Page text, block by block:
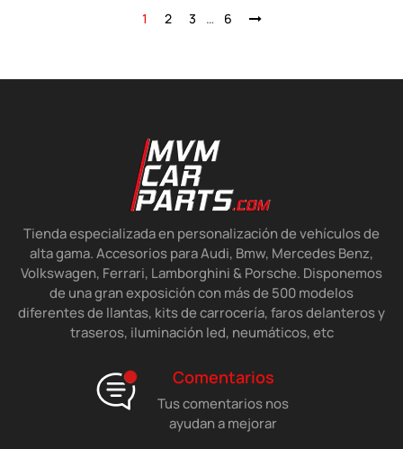
1 2 3 … 6
Tienda especializada en personalización de vehículos de
alta gama. Accesorios para Audi, Bmw, Mercedes Benz,
Volkswagen, Ferrari, Lamborghini & Porsche. Disponemos
de una gran exposición con más de 500 modelos
diferentes de llantas, kits de carrocería, faros delanteros y
traseros, iluminación led, neumáticos, etc
Comentarios
Tus comentarios nos
ayudan a mejorar